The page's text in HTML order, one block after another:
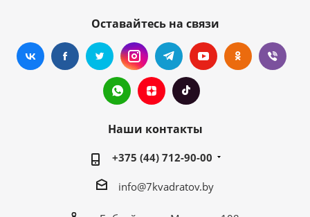
Оставайтесь на связи
Наши контакты
+375 (44) 712-90-00
info@7kvadratov.by